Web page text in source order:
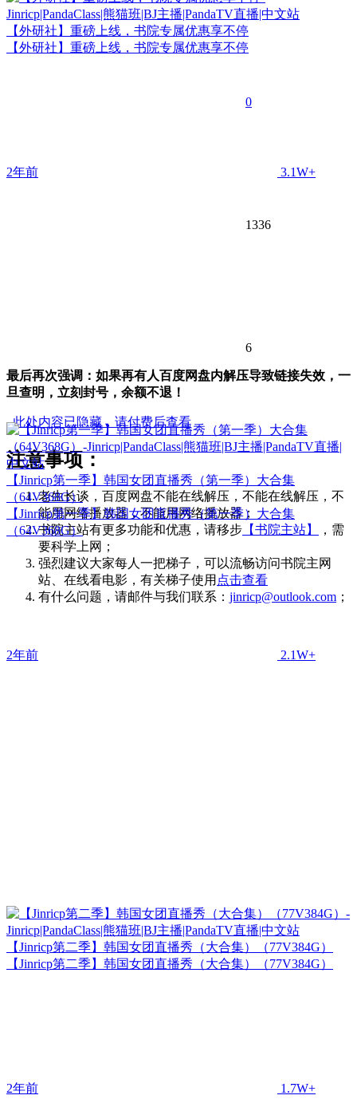
0
1336
6
最后再次强调：如果再有人百度网盘内解压导致链接失效，一
旦查明，立刻封号，余额不退！
此处内容已隐藏，请付费后查看
注意事项：
老生长谈，百度网盘不能在线解压，不能在线解压，不
能用网络播放器，不能用网络播放器；
书院主站有更多功能和优惠，请移步 【书院主站】
，需
要科学上网；
强烈建议大家每人一把梯子，可以流畅访问书院主网
站、在线看电影，有关梯子使用 点击查看
有什么问题，请邮件与我们联系： jinricp@outlook.com ；
【外研社】重磅上线，书院专属优惠享不停
【外研社】重磅上线，书院专属优惠享不停
2年前 3.1W+
【Jinricp第一季】韩国女团直播秀（第一季）大合集
（64V368G）
【Jinricp第一季】韩国女团直播秀（第一季）大合集
（64V368G）
2年前 2.1W+
【Jinricp第二季】韩国女团直播秀（大合集）（77V384G）
【Jinricp第二季】韩国女团直播秀（大合集）（77V384G）
2年前 1.7W+